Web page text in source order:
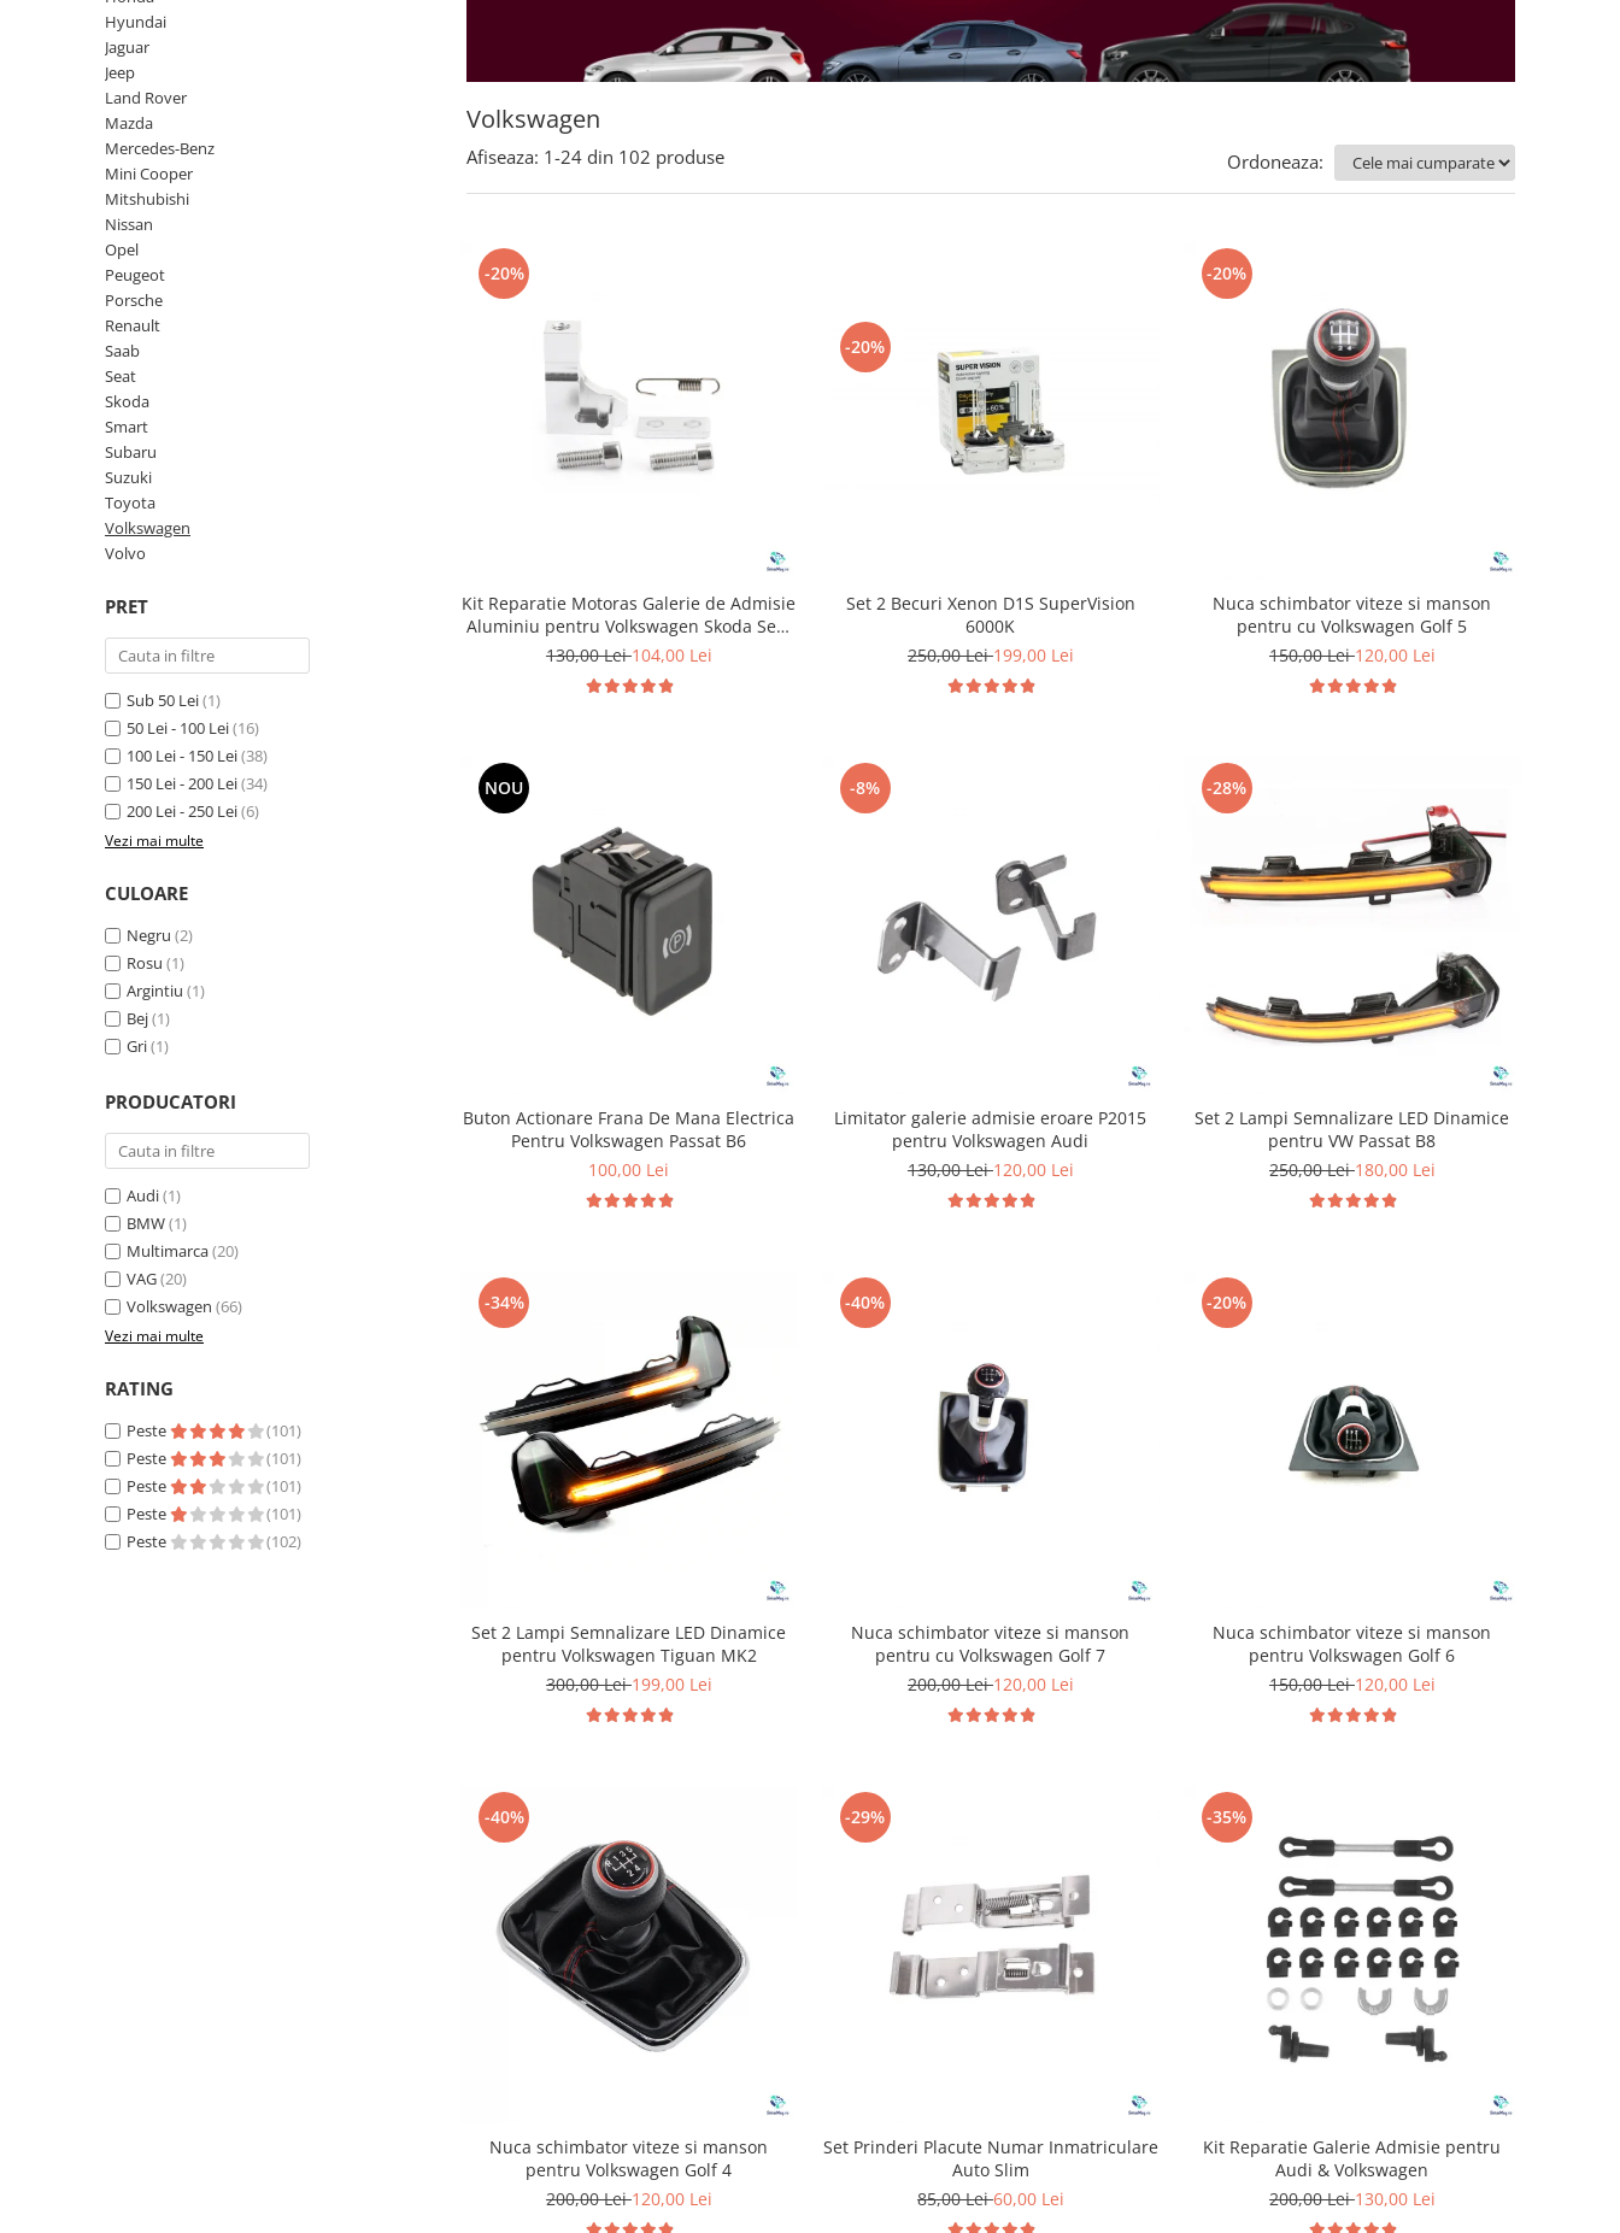
Mercedes-Benz
Mini Cooper
Mitshubishi
Volkswagen
Manson schimbator viteze
Alte accesorii
Ornamente
Piese exterior
Senzori parcare dedicati
Grile aerisire
Camere mers inapoi
Capace oglinzi
Tuning auto
Kituri reparatie
Dopuri anulare clapete admisie
Garnituri galerie admisie BMW
Kit reparatie faruri
Adaptoare auxiliare
Produse cu discount de pana la
Eleron Portbagaj
Volkswagen
Hyundai
Jaguar
Jeep
Land Rover
Mazda
Mercedes-Benz
Mini Cooper
Mitshubishi
Nissan
Opel
Peugeot
Porsche
Renault
Saab
Seat
Skoda
Smart
Subaru
Suzuki
Toyota
Volkswagen
Volvo
PRET
Sub 50 Lei(1)
50 Lei - 100 Lei(16)
100 Lei - 150 Lei(38)
150 Lei - 200 Lei(34)
200 Lei - 250 Lei(6)
Vezi mai multe
CULOARE
Negru (2)
Rosu (1)
Argintiu (1)
Bej(1)
Gri(1)
PRODUCATORI
Audi(1)
BMW(1)
Multimarca(20)
VAG(20)
Volkswagen (66)
Vezi mai multe
RATING
Peste
(101)
Peste
(101)
Peste
(101)
Peste
(101)
Peste
(102)
Afiseaza: 1-24 din 102 produse Ordoneaza:
-20%
Kit Reparatie Motoras Galerie de Admisie
Aluminiu pentru Volkswagen Skoda Seat
Audi P2015
130,00 Lei104,00 Lei
-20%
Set 2 Becuri Xenon D1S SuperVision
6000K
250,00 Lei199,00 Lei
-20%
Nuca schimbator viteze si manson
pentru cu Volkswagen Golf 5
150,00 Lei120,00 Lei
NOU
Buton Actionare Frana De Mana Electrica
Pentru Volkswagen Passat B6
100,00 Lei
-8%
Limitator galerie admisie eroare P2015
pentru Volkswagen Audi
130,00 Lei120,00 Lei
-28%
Set 2 Lampi Semnalizare LED Dinamice
pentru VW Passat B8
250,00 Lei180,00 Lei
-34%
Set 2 Lampi Semnalizare LED Dinamice
pentru Volkswagen Tiguan MK2
300,00 Lei199,00 Lei
-40%
Nuca schimbator viteze si manson
pentru cu Volkswagen Golf 7
200,00 Lei120,00 Lei
-20%
Nuca schimbator viteze si manson
pentru Volkswagen Golf 6
150,00 Lei120,00 Lei
-40%
Nuca schimbator viteze si manson
pentru Volkswagen Golf 4
200,00 Lei120,00 Lei
-29%
Set Prinderi Placute Numar Inmatriculare
Auto Slim
85,00 Lei60,00 Lei
-35%
Kit Reparatie Galerie Admisie pentru
Audi & Volkswagen
200,00 Lei130,00 Lei